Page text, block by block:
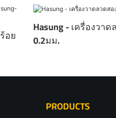
อย
Hasung - เครื่องวา
0.2มม.
PRODUCTS